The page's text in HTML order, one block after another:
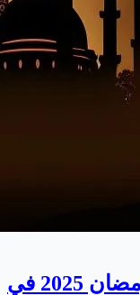
متى يكون أذان المغرب في رمضان 2025 في